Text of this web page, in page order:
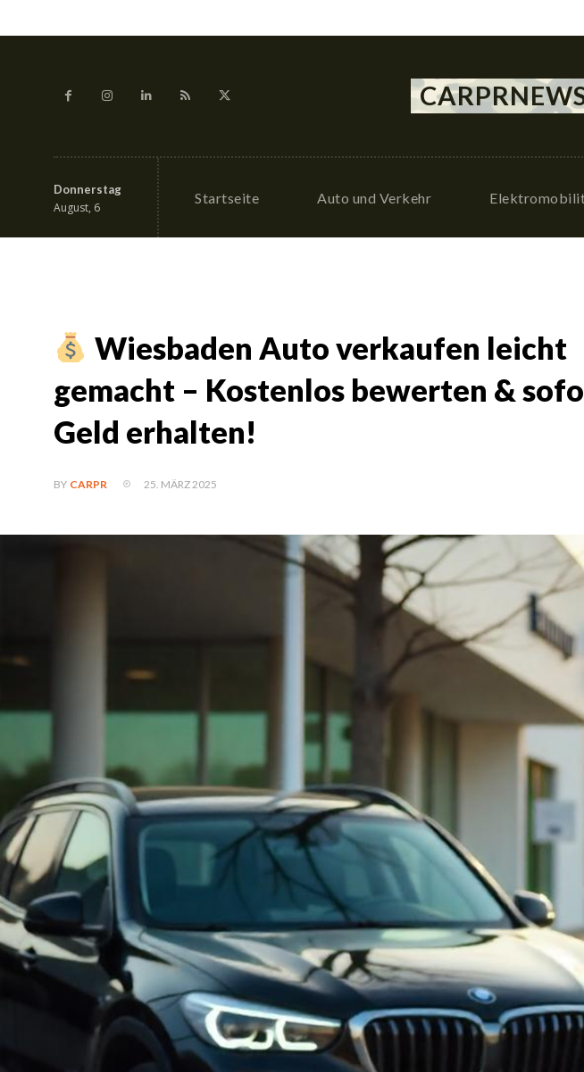
Donnerstag
August, 6
Startseite Auto und Verkehr
Wiesbaden Auto verkaufen leicht
gemacht – Kostenlos bewerten &
Geld erhalten!
BY CARPR 25. MÄRZ 2025